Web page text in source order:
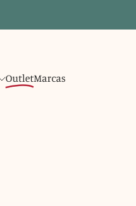
OutletMarcas